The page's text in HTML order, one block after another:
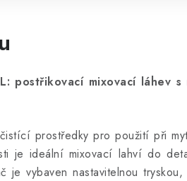
postřikovací mixovací láhev s
prostředky pro použití při
je ideální mixovací lahví do
je vybaven nastavitelnou